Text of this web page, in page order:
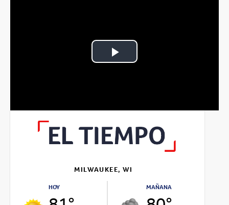
Play
MILWAUKEE, WI
HOY MAÑANA